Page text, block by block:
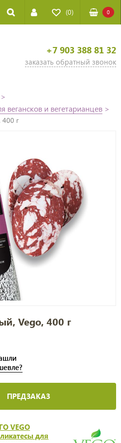
(0) 0
+7 903 388 81 32
заказать обратный звонок
>
вегансков и вегетарианцев >
г
Vego, 400 г
ПРЕДЗАКАЗ
VEGO
для